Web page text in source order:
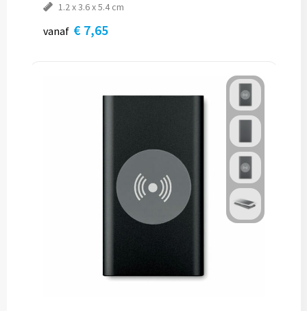
1.2 x 3.6 x 5.4 cm
vanaf € 7,65